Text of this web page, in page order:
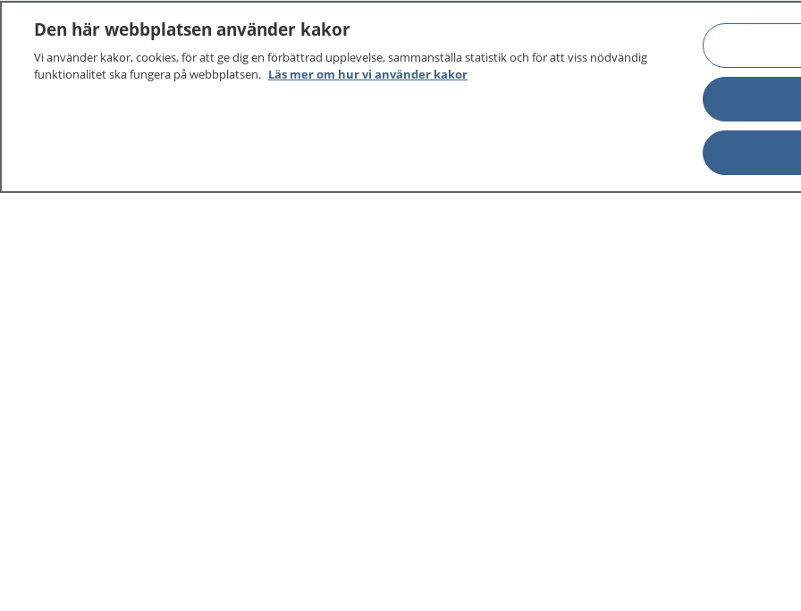
Den här webbplatsen använder kakor
Vi använder kakor, cookies, för att ge dig en förbättrad upplevelse, sammanställa statistik och för att viss nödvändig
funktionalitet ska fungera på webbplatsen. Läs mer om hur vi använder kakor